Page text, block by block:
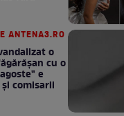
ANTENA3.RO
o
cu o
e
comisarii